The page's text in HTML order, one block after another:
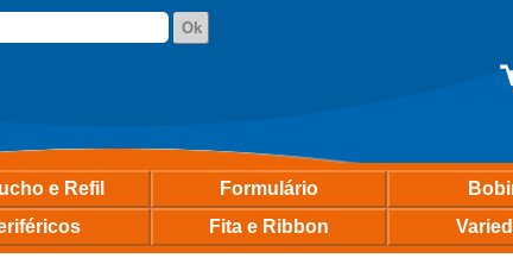
e Refil Formulário
Fita e Ribbon